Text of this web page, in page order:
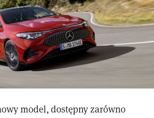
model, dostępny zarówno